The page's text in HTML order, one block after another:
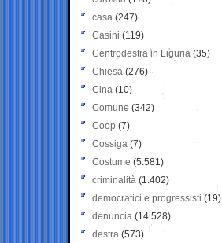
casa (247)
Casini (119)
Centrodestra in Liguria (35)
Chiesa (276)
Cina (10)
Comune (342)
Coop (7)
Cossiga (7)
Costume (5.581)
criminalità (1.402)
democratici e progressisti (19)
denuncia (14.528)
destra (573)